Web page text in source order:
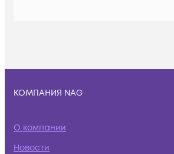
КОМПАНИЯ NAG
О компании
Новости